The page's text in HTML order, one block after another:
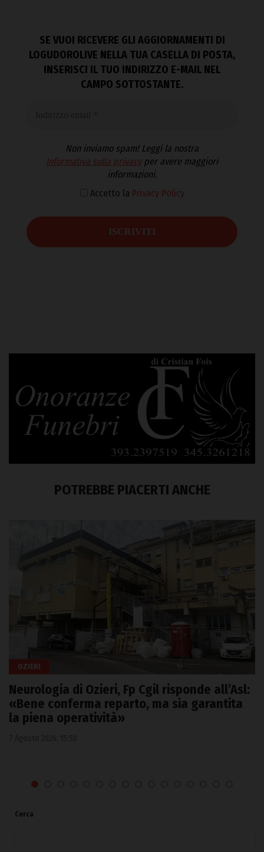
SE VUOI RICEVERE GLI AGGIORNAMENTI DI
LOGUDOROLIVE NELLA TUA CASELLA DI POSTA,
INSERISCI IL TUO INDIRIZZO E-MAIL NEL
CAMPO SOTTOSTANTE.
Non inviamo spam! Leggi la nostra
Informativa sulla privacyper avere maggiori
informazioni.
Accetto la Privacy Policy
POTREBBE PIACERTI ANCHE
OZIERI
Neurologia di Ozieri, Fp Cgil risponde all’Asl:
«Bene conferma reparto, ma sia garantita
la piena operatività»
Cerca